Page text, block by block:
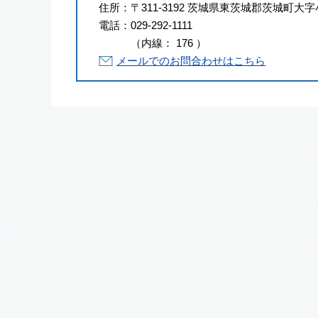
住所： 〒311-3192 茨城県東茨城郡茨城町大
電話： 029-292-1111
（内線 ： 176 ）
メールでのお問合わせはこちら